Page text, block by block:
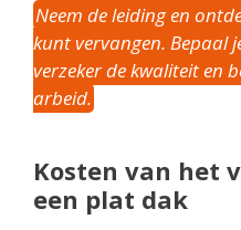
Neem de leiding en
kunt vervangen. Bepaal
verzeker de kwaliteit en
arbeid.
Kosten van het
een plat dak